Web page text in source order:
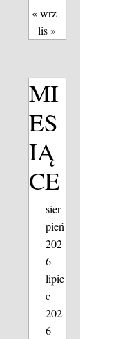
« wrz
lis »
MI
ES
IĄ
CE
sier
pień
202
6
lipie
c
202
6